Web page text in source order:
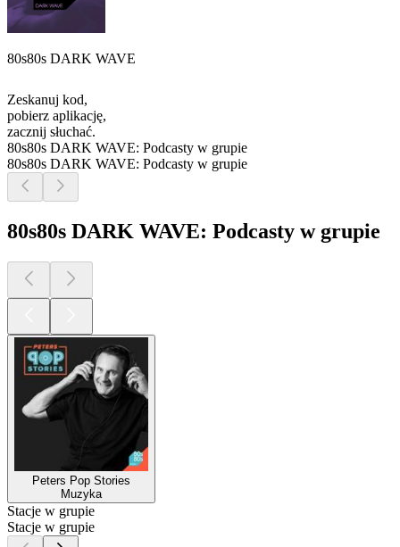
80s80s DARK WAVE
Zeskanuj kod,
pobierz aplikację,
zacznij słuchać.
80s80s DARK WAVE: Podcasty w grupie
80s80s DARK WAVE: Podcasty w grupie
80s80s DARK WAVE: Podcasty w grupie
Peters Pop Stories
Muzyka
Stacje w grupie
Stacje w grupie